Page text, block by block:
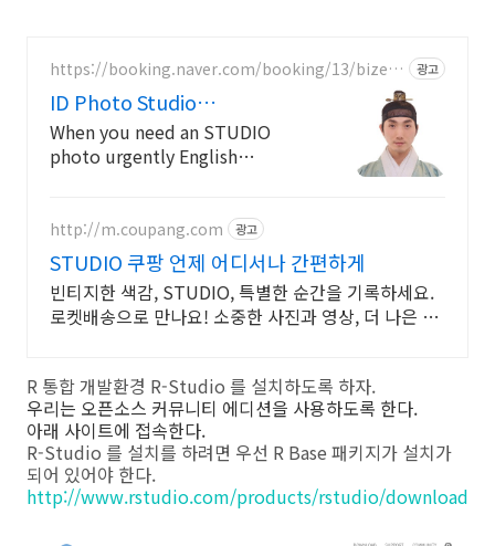
https://booking.naver.com/booking/13/bizes/
광고
ID Photo Studio
Hot&TrendyPlace
When you need an STUDIO
photo urgently English
http://m.coupang.com 광고
STUDIO 쿠팡 언제 어디서나 간편하게
빈티지한 색감, STUDIO, 특별한 순간을 기록하세요.
로켓배송으로 만나요! 소중한 사진과 영상, 더 나은 상
R 통합 개발환경 R-Studio 를 설치하도록 하자.
우리는 오픈소스 커뮤니티 에디션을 사용하도록 한다.
아래 사이트에 접속한다.
R-Studio 를 설치를 하려면 우선 R Base 패키지가 설치가
되어 있어야 한다.
http://www.rstudio.com/products/rstudio/download